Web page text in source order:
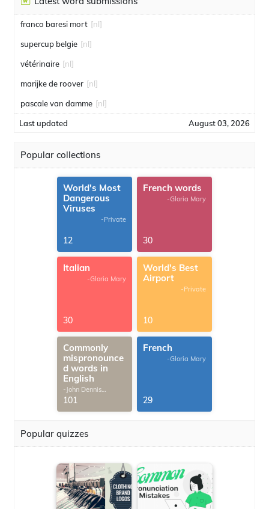
franco baresi mort [nl]
supercup belgie [nl]
vétérinaire [nl]
marijke de roover [nl]
pascale van damme [nl]
Last updated August 03, 2026
Popular collections
World's Most
Dangerous
Viruses
-Private
12
French words
-Gloria Mary
30
Italian
-Gloria Mary
30
World's Best
Airport
-Private
10
Commonly
mispronounce
d words in
English
-John Dennis
G.Thomas
101
French
-Gloria Mary
29
Popular quizzes